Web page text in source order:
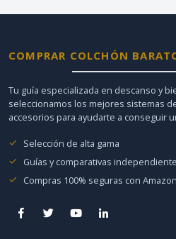
COMPRAR COLCHÓN
Tu guía especializada en descanso y
seleccionamos los mejores sistemas
accesorios para ayudarte a conseguir
Selección de alta gama
Guías y comparativas
Compras 100% seguras con Amazon